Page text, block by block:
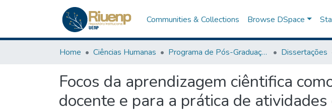
Communities & Collections Browse DSpace
Home Ciências Humanas Programa de Pós-Graduação em Ensino Dissertações
Focos da aprendizagem ciêntifica
docente e para a prática de